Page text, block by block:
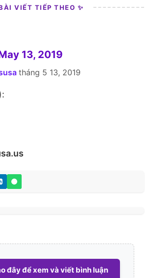
VIẾT TIẾP THEO ✨
13, 2019
tháng 5 13, 2019
đây để xem và viết bình luận